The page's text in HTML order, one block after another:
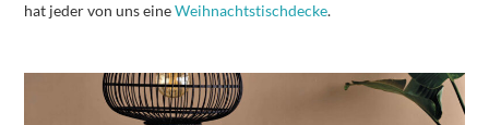
hat jeder von uns eineWeihnachtstischdecke.